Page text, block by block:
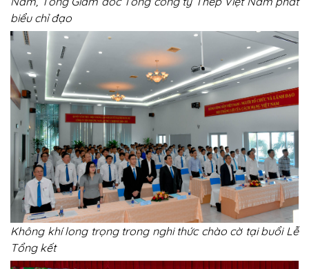
biểu chỉ đạo
Không khí long trọng trong nghi thức chào cờ tại buổi Lễ
Tổng kết